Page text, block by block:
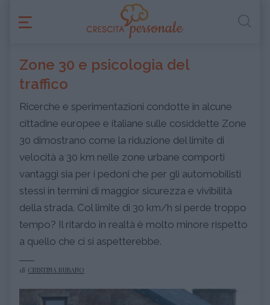
Zone 30 e psicologia del
traffico
Ricerche e sperimentazioni condotte in alcune
cittadine europee e italiane sulle cosiddette Zone
30 dimostrano come la riduzione del limite di
velocità a 30 km nelle zone urbane comporti
vantaggi sia per i pedoni che per gli automobilisti
stessi in termini di maggior sicurezza e vivibilità
della strada. Col limite di 30 km/h si perde troppo
tempo? Il ritardo in realtà è molto minore rispetto
a quello che ci si aspetterebbe.
di CRISTINA RUBANO